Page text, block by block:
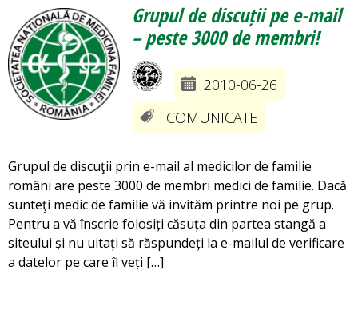
Grupul de discuții pe e-mail
– peste 3000 de membri!
2010-06-26
COMUNICATE
Grupul de discuţii prin e-mail al medicilor de familie
români are peste 3000 de membri medici de familie. Dacă
sunteţi medic de familie vă invităm printre noi pe grup.
Pentru a vă înscrie folosiți căsuța din partea stangă a
siteului și nu uitați să răspundeți la e-mailul de verificare
a datelor pe care îl veți […]